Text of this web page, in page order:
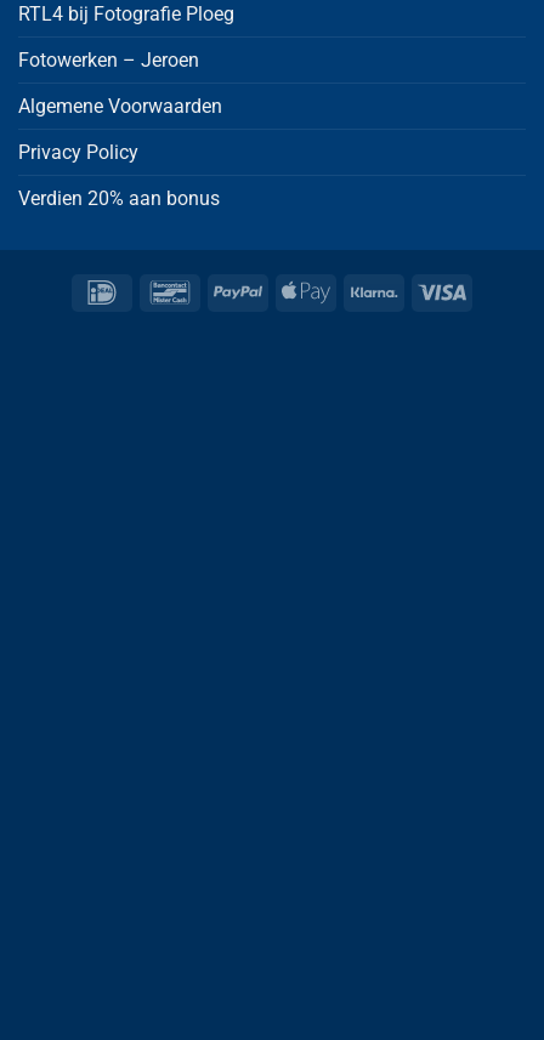
RTL4 bij Fotografie Ploeg
Fotowerken – Jeroen
Algemene Voorwaarden
Privacy Policy
Verdien 20% aan bonus
IDeal BancontactPayPal
Apple
Klarna Visa